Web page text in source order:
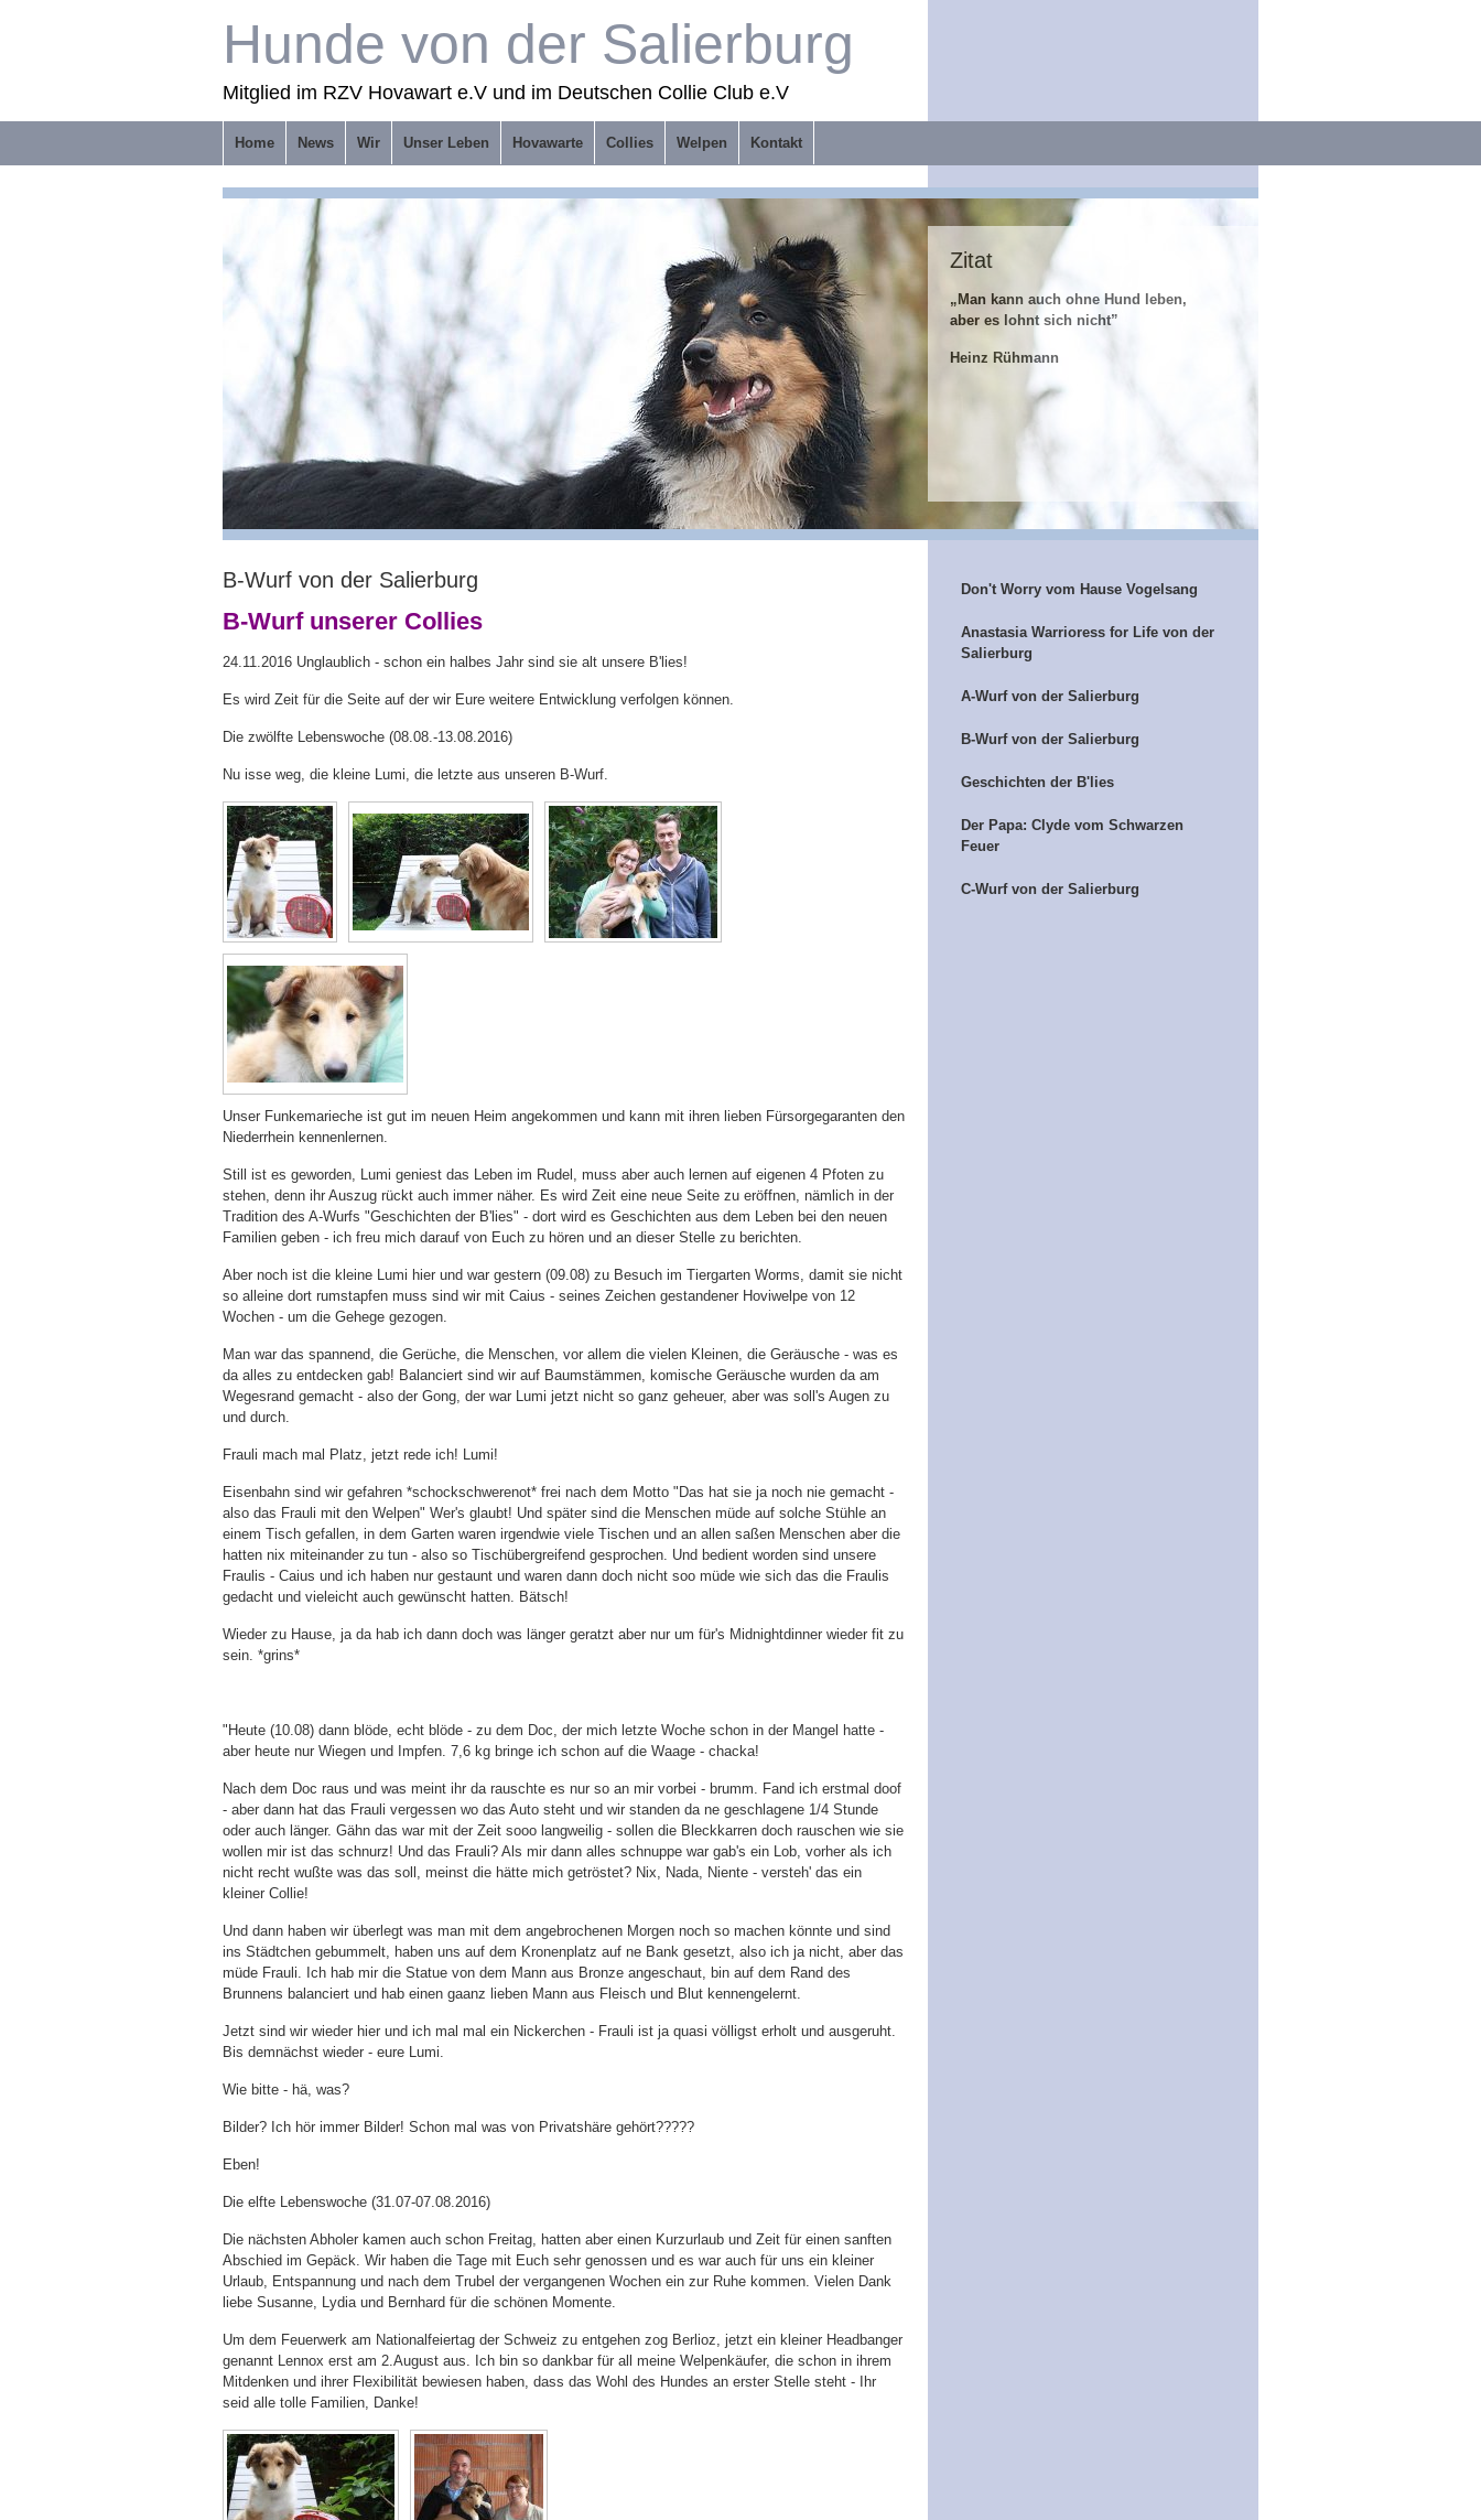
Hunde von der Salierburg
Mitglied im RZV Hovawart e.V und im Deutschen Collie Club e.V
Home News Wir Unser Leben Hovawarte Collies Welpen Kontakt
Zitat
„Man kann auch ohne Hund leben,
aber es lohnt sich nicht”
Heinz Rühmann
B-Wurf von der Salierburg
B-Wurf unserer Collies
24.11.2016 Unglaublich - schon ein halbes Jahr sind sie alt unsere B'lies!
Es wird Zeit für die Seite auf der wir Eure weitere Entwicklung verfolgen können.
Die zwölfte Lebenswoche (08.08.-13.08.2016)
Nu isse weg, die kleine Lumi, die letzte aus unseren B-Wurf.
Unser Funkemarieche ist gut im neuen Heim angekommen und kann mit ihren lieben Fürsorgegaranten den
Niederrhein kennenlernen.
Still ist es geworden, Lumi geniest das Leben im Rudel, muss aber auch lernen auf eigenen 4 Pfoten zu
stehen, denn ihr Auszug rückt auch immer näher. Es wird Zeit eine neue Seite zu eröffnen, nämlich in der
Tradition des A-Wurfs "Geschichten der B'lies" - dort wird es Geschichten aus dem Leben bei den neuen
Familien geben - ich freu mich darauf von Euch zu hören und an dieser Stelle zu berichten.
Aber noch ist die kleine Lumi hier und war gestern (09.08) zu Besuch im Tiergarten Worms, damit sie nicht
so alleine dort rumstapfen muss sind wir mit Caius - seines Zeichen gestandener Hoviwelpe von 12
Wochen - um die Gehege gezogen.
Man war das spannend, die Gerüche, die Menschen, vor allem die vielen Kleinen, die Geräusche - was es
da alles zu entdecken gab! Balanciert sind wir auf Baumstämmen, komische Geräusche wurden da am
Wegesrand gemacht - also der Gong, der war Lumi jetzt nicht so ganz geheuer, aber was soll's Augen zu
und durch.
Frauli mach mal Platz, jetzt rede ich! Lumi!
Eisenbahn sind wir gefahren *schockschwerenot* frei nach dem Motto "Das hat sie ja noch nie gemacht -
also das Frauli mit den Welpen" Wer's glaubt! Und später sind die Menschen müde auf solche Stühle an
einem Tisch gefallen, in dem Garten waren irgendwie viele Tischen und an allen saßen Menschen aber die
hatten nix miteinander zu tun - also so Tischübergreifend gesprochen. Und bedient worden sind unsere
Fraulis - Caius und ich haben nur gestaunt und waren dann doch nicht soo müde wie sich das die Fraulis
gedacht und vieleicht auch gewünscht hatten. Bätsch!
Wieder zu Hause, ja da hab ich dann doch was länger geratzt aber nur um für's Midnightdinner wieder fit zu
sein. *grins*
"Heute (10.08) dann blöde, echt blöde - zu dem Doc, der mich letzte Woche schon in der Mangel hatte -
aber heute nur Wiegen und Impfen. 7,6 kg bringe ich schon auf die Waage - chacka!
Nach dem Doc raus und was meint ihr da rauschte es nur so an mir vorbei - brumm. Fand ich erstmal doof
- aber dann hat das Frauli vergessen wo das Auto steht und wir standen da ne geschlagene 1/4 Stunde
oder auch länger. Gähn das war mit der Zeit sooo langweilig - sollen die Bleckkarren doch rauschen wie sie
wollen mir ist das schnurz! Und das Frauli? Als mir dann alles schnuppe war gab's ein Lob, vorher als ich
nicht recht wußte was das soll, meinst die hätte mich getröstet? Nix, Nada, Niente - versteh' das ein
kleiner Collie!
Und dann haben wir überlegt was man mit dem angebrochenen Morgen noch so machen könnte und sind
ins Städtchen gebummelt, haben uns auf dem Kronenplatz auf ne Bank gesetzt, also ich ja nicht, aber das
müde Frauli. Ich hab mir die Statue von dem Mann aus Bronze angeschaut, bin auf dem Rand des
Brunnens balanciert und hab einen gaanz lieben Mann aus Fleisch und Blut kennengelernt.
Jetzt sind wir wieder hier und ich mal mal ein Nickerchen - Frauli ist ja quasi völligst erholt und ausgeruht.
Bis demnächst wieder - eure Lumi.
Wie bitte - hä, was?
Bilder? Ich hör immer Bilder! Schon mal was von Privatshäre gehört?????
Eben!
Die elfte Lebenswoche (31.07-07.08.2016)
Die nächsten Abholer kamen auch schon Freitag, hatten aber einen Kurzurlaub und Zeit für einen sanften
Abschied im Gepäck. Wir haben die Tage mit Euch sehr genossen und es war auch für uns ein kleiner
Urlaub, Entspannung und nach dem Trubel der vergangenen Wochen ein zur Ruhe kommen. Vielen Dank
liebe Susanne, Lydia und Bernhard für die schönen Momente.
Um dem Feuerwerk am Nationalfeiertag der Schweiz zu entgehen zog Berlioz, jetzt ein kleiner Headbanger
genannt Lennox erst am 2.August aus. Ich bin so dankbar für all meine Welpenkäufer, die schon in ihrem
Mitdenken und ihrer Flexibilität bewiesen haben, dass das Wohl des Hundes an erster Stelle steht - Ihr
seid alle tolle Familien, Danke!
Don't Worry vom Hause Vogelsang
Anastasia Warrioress for Life von der
Salierburg
A-Wurf von der Salierburg
B-Wurf von der Salierburg
Geschichten der B'lies
Der Papa: Clyde vom Schwarzen
Feuer
C-Wurf von der Salierburg